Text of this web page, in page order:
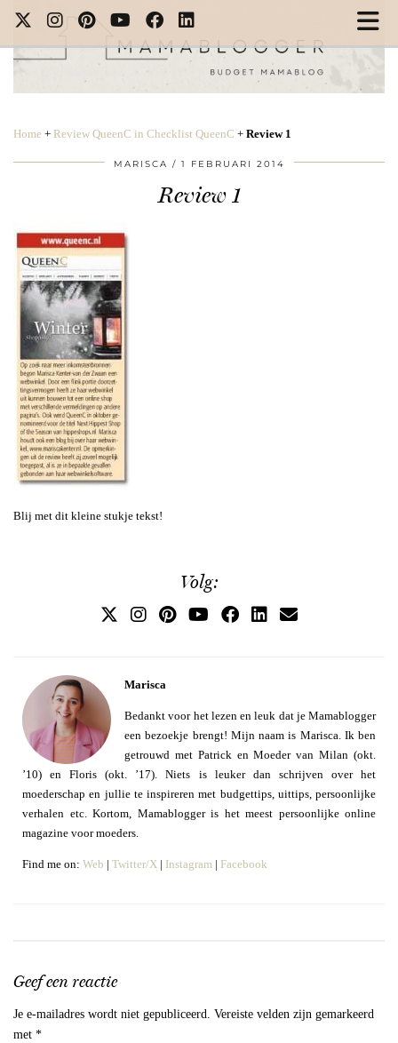
Home + Review QueenC in Checklist QueenC + Review 1
MARISCA 1 FEBRUARI 2014
Review 1
Blij met dit kleine stukje tekst!
Volg:
Marisca
Bedankt voor het lezen en leuk dat je Mamablogger
een bezoekje brengt! Mijn naam is Marisca. Ik ben
getrouwd met Patrick en Moeder van Milan (okt.
’10) en Floris (okt. ’17). Niets is leuker dan schrijven over het
moederschap en jullie te inspireren met budgettips, uittips, persoonlijke
verhalen etc. Kortom, Mamablogger is het meest persoonlijke online
magazine voor moeders.
Find me on: Web | Twitter/X | Instagram | Facebook
Geef een reactie
Je e-mailadres wordt niet gepubliceerd. Vereiste velden zijn gemarkeerd
met *